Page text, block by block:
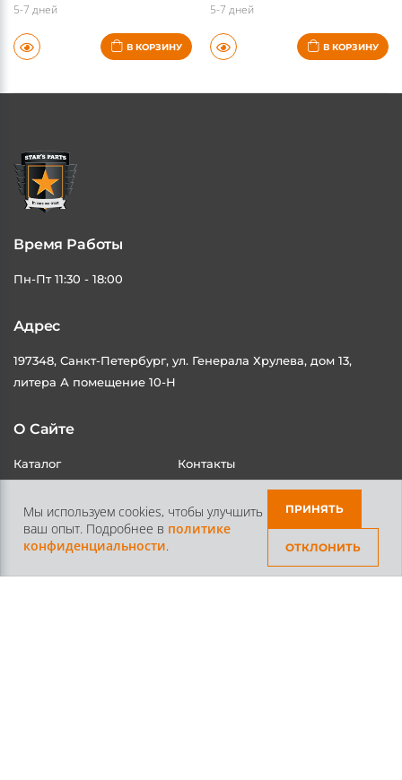
Мы используем cookies, чтобы улучшить
ваш опыт. Подробнее вполитике
ОТКЛОНИТЬ
5-7 дней
В КОРЗИНУ
5-7 дней
В КОРЗИНУ
Время Работы
Пн-Пт 11:30 - 18:00
Адрес
197348, Санкт-Петербург, ул. Генерала Хрулева, дом 13,
литера А помещение 10-Н
О Сайте
Каталог
Контакты